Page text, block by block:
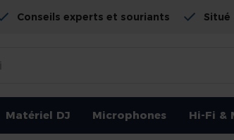
Conseils experts et souriants Situé
Matériel DJ Microphones Hi-Fi &